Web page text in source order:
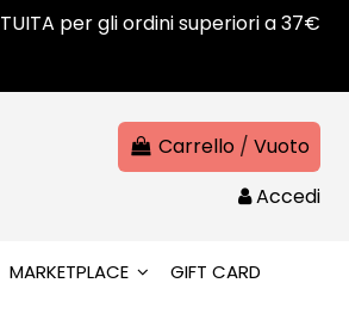
per gli ordini superiori a 37€
Carrello / Vuoto
Accedi
MARKETPLACE GIFT CARD